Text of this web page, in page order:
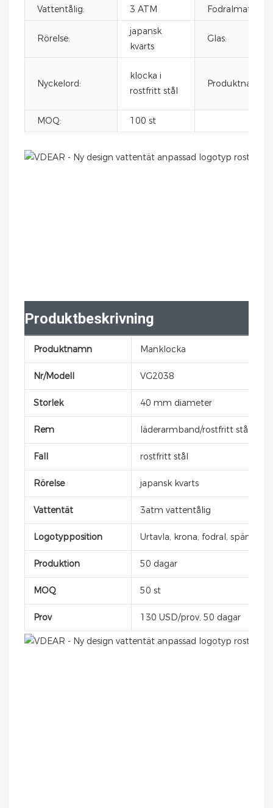
Vattentålig:
3 ATM Fodralmaterial:
Rörelse:
japansk
kvarts
Glas:
Nyckelord:
klocka i
rostfritt stål
Produktnamn:
MOQ: 100 st
Produktbeskrivning
Produktnamn Manklocka
Nr/Modell VG2038
Storlek 40 mm diameter
Rem läderarmband/rostfritt stål/
Fall rostfritt stål
Rörelse japansk kvarts
Vattentät 3atm vattentålig
Logotypposition Urtavla, krona, fodral, spänne,
Produktion 50 dagar
MOQ 50 st
Prov 130 USD/prov, 50 dagar